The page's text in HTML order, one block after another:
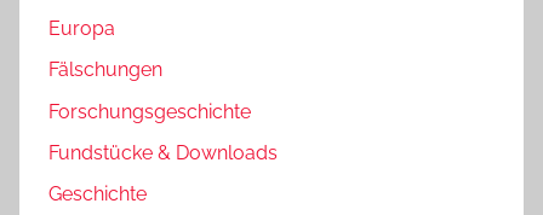
Europa
Fälschungen
Forschungsgeschichte
Fundstücke & Downloads
Geschichte